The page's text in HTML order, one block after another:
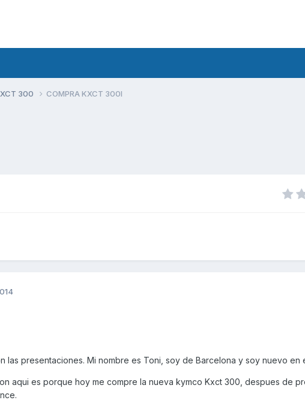
300 COMPRA KXCT 300I
las presentaciones. Mi nombre es Toni, soy de Barcelona y soy nuevo en
aqui es porque hoy me compre la nueva kymco Kxct 300, despues de